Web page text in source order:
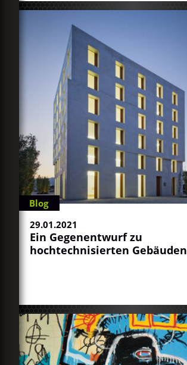
Blog
29.01.2021
Ein Gegenentwurf zu
hochtechnisierten Gebäuden